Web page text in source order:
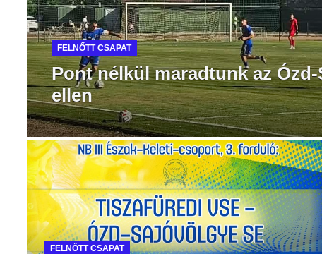
FELNŐTT CSAPAT
Pont nélkül maradtunk az
ellen
FELNŐTT CSAPAT